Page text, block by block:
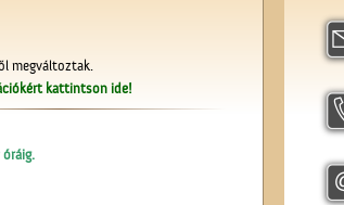
megváltoztak.
kattintson ide!